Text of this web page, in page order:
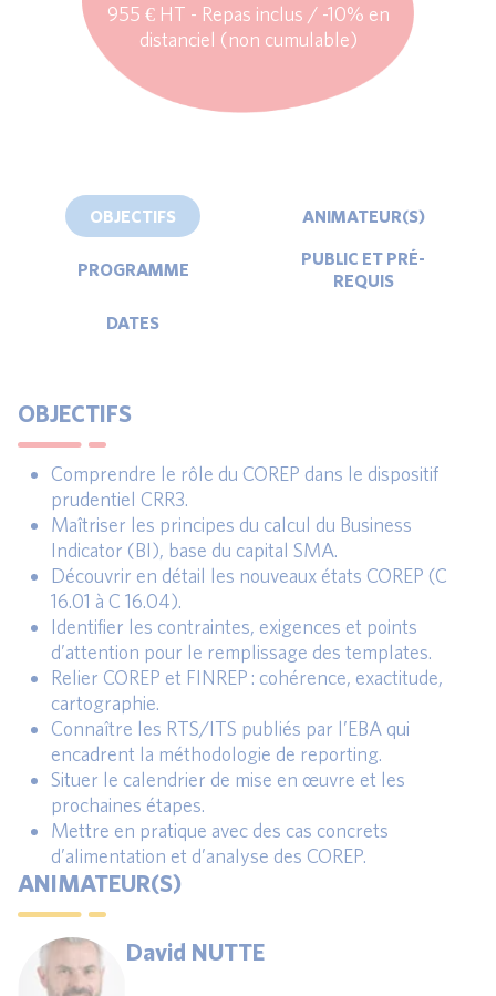
955 € HT - Repas inclus / -10% en
distanciel (non cumulable)
OBJECTIFS ANIMATEUR(S)
PROGRAMME
PUBLIC ET PRÉ-
REQUIS
DATES
OBJECTIFS
Comprendre le rôle du COREP dans le dispositif
prudentiel CRR3.
Maîtriser les principes du calcul du Business
Indicator (BI), base du capital SMA.
Découvrir en détail les nouveaux états COREP (C
16.01 à C 16.04).
Identifier les contraintes, exigences et points
d’attention pour le remplissage des templates.
Relier COREP et FINREP : cohérence, exactitude,
cartographie.
Connaître les RTS/ITS publiés par l’EBA qui
encadrent la méthodologie de reporting.
Situer le calendrier de mise en œuvre et les
prochaines étapes.
Mettre en pratique avec des cas concrets
d’alimentation et d’analyse des COREP.
ANIMATEUR(S)
David NUTTE